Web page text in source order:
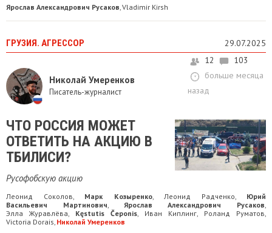
Ярослав Александрович Русаков,Vladimir Kirsh
ГРУЗИЯ. АГРЕССОР 29.07.2025
Николай Умеренков
Писатель-журналист
12
103
больше месяца
назад
ЧТО РОССИЯ МОЖЕТ
ОТВЕТИТЬ НА АКЦИЮ В
ТБИЛИСИ?
Русофобскую акцию
Леонид Соколов, Марк Козыренко, Леонид Радченко, Юрий
Васильевич Мартинович, Ярослав Александрович Русаков,
Элла Журавлёва, Kęstutis Čeponis, Иван Киплинг, Роланд Руматов,
Victoria Dorais, Николай Умеренков